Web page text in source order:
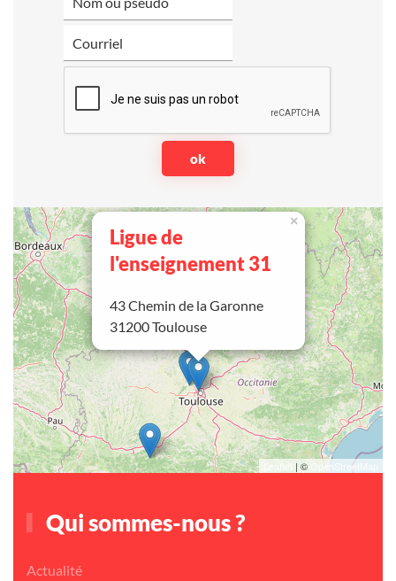
Ligue de
l'enseignement 31
43 Chemin de la Garonne
31200 Toulouse
×
Leaflet | © OpenStreetMap
Qui sommes-nous ?
Actualité